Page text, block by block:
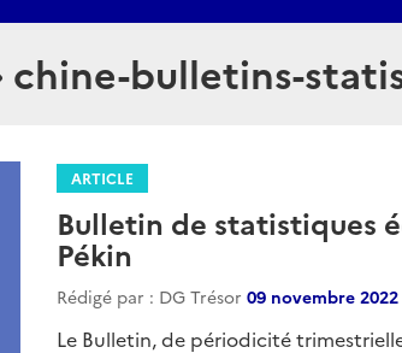
chine-bulletins-
ARTICLE
Bulletin de statistiques
Pékin
Rédigé par : DG Trésor 09 novembre 2022
Le Bulletin, de périodicité